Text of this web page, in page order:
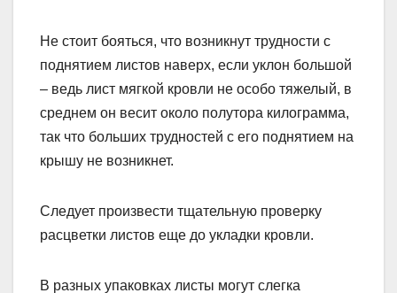
Не стоит бояться, что возникнут трудности с
поднятием листов наверх, если уклон большой
– ведь лист мягкой кровли не особо тяжелый, в
среднем он весит около полутора килограмма,
так что больших трудностей с его поднятием на
крышу не возникнет.
Следует произвести тщательную проверку
расцветки листов еще до укладки кровли.
В разных упаковках листы могут слегка